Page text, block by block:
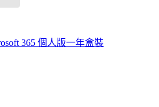
365 個人版一年盒裝